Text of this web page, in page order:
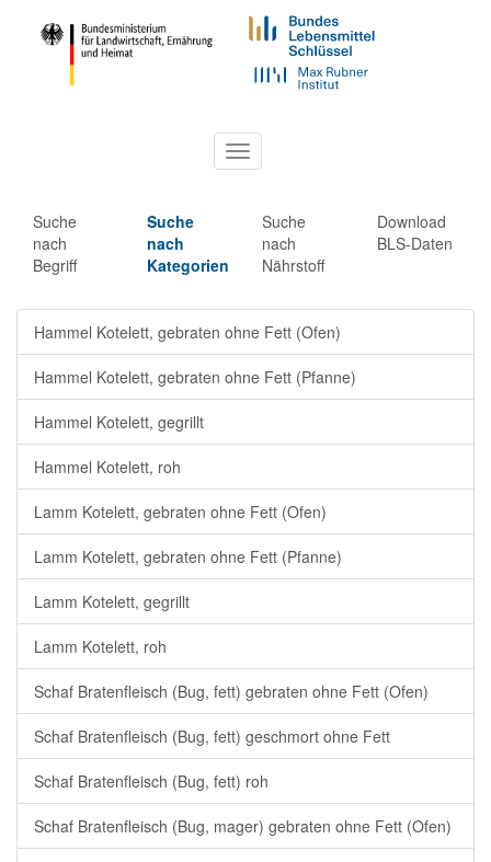
Toggle
navigation
Suche
nach
Begriff
Suche
nach
Kategorien
Suche
nach
Nährstoff
Download
BLS-Daten
Hammel Kotelett, gebraten ohne Fett (Ofen)
Hammel Kotelett, gebraten ohne Fett (Pfanne)
Hammel Kotelett, gegrillt
Hammel Kotelett, roh
Lamm Kotelett, gebraten ohne Fett (Ofen)
Lamm Kotelett, gebraten ohne Fett (Pfanne)
Lamm Kotelett, gegrillt
Lamm Kotelett, roh
Schaf Bratenfleisch (Bug, fett) gebraten ohne Fett (Ofen)
Schaf Bratenfleisch (Bug, fett) geschmort ohne Fett
Schaf Bratenfleisch (Bug, fett) roh
Schaf Bratenfleisch (Bug, mager) gebraten ohne Fett (Ofen)